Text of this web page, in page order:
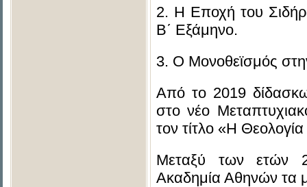
2. Η Εποχή του
Β΄ Εξάμηνο.
3. Ο Μονοθεϊσμός
Από το 2019
στο νέο
τον τίτλο «Η
Μεταξύ των ετών
Ακαδημία Αθηνών τα